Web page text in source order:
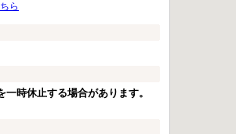
ら
時休止する場合があります。